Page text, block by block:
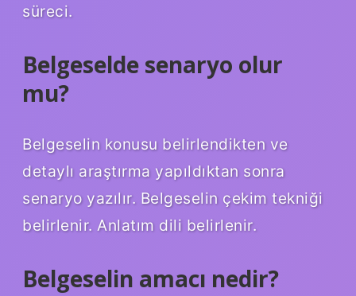
süreci.
Belgeselde senaryo olur
mu?
Belgeselin konusu belirlendikten ve
detaylı araştırma yapıldıktan sonra
senaryo yazılır. Belgeselin çekim tekniği
belirlenir. Anlatım dili belirlenir.
Belgeselin amacı nedir?